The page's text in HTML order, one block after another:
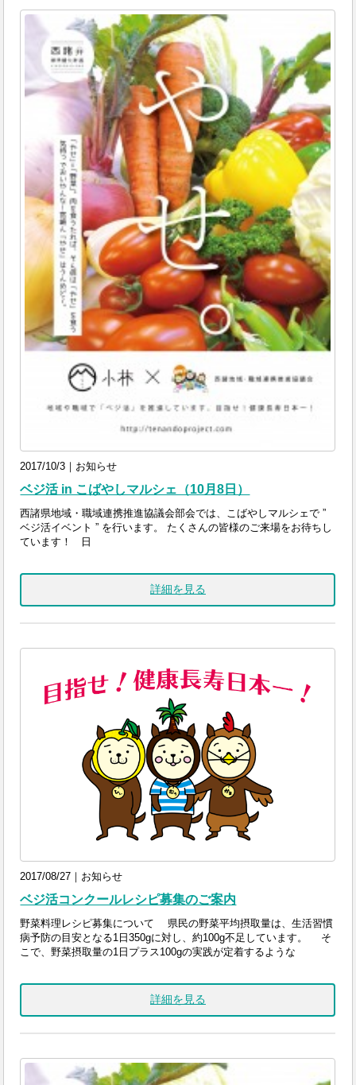
2017/10/3｜お知らせ
ベジ活 in こばやしマルシェ（10月8日）
西諸県地域・職域連携推進協議会部会では、こばやしマルシェで ”
ベジ活イベント ” を行います。 たくさんの皆様のご来場をお待ちし
ています！ 日
詳細を見る
2017/08/27｜お知らせ
ベジ活コンクールレシピ募集のご案内
野菜料理レシピ募集について 県民の野菜平均摂取量は、生活習慣
病予防の目安となる1日350gに対し、約100g不足しています。 そ
こで、野菜摂取量の1日プラス100gの実践が定着するような
詳細を見る